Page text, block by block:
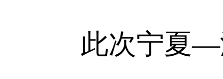
此次宁夏—